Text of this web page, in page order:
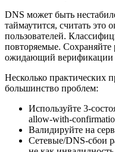
DNS может быть
таймаутится, считать это
пользователей.
повторяемые. Сохраняйте
ожидающий верификации
Несколько практических
большинство проблем:
Используйте
Валидируйте на
Сетевые/DNS‑сбои